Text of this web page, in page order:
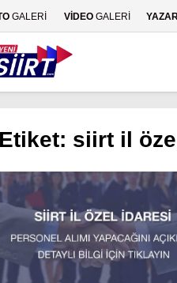
GALERİ VİDEO GALERİ
Etiket: siirt il